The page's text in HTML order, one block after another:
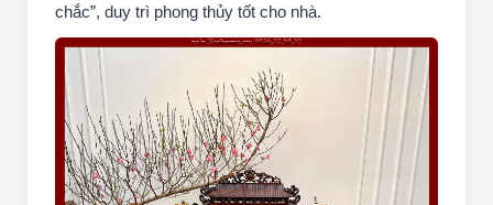
chắc”, duy trì phong thủy tốt cho nhà.